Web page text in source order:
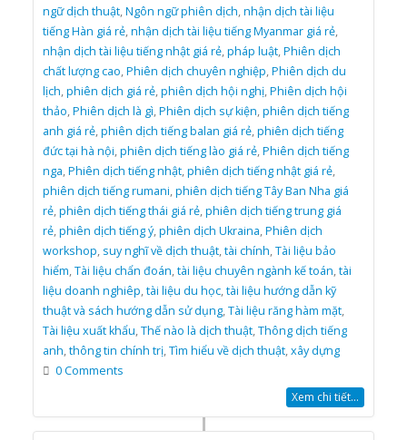
ngữ dịch thuật,Ngôn ngữ phiên dịch,nhận dịch tài liệu
tiếng Hàn giá rẻ,nhận dịch tài liệu tiếng Myanmar giá rẻ,
nhận dịch tài liệu tiếng nhật giá rẻ,pháp luật,Phiên dịch
chất lượng cao,Phiên dịch chuyên nghiệp,Phiên dịch du
lịch,phiên dịch giá rẻ,phiên dịch hội nghị,Phiên dịch hội
thảo,Phiên dịch là gì,Phiên dịch sự kiện,phiên dịch tiếng
anh giá rẻ,phiên dịch tiếng balan giá rẻ,phiên dịch tiếng
đức tại hà nội,phiên dịch tiếng lào giá rẻ,Phiên dịch tiếng
nga,Phiên dịch tiếng nhật,phiên dịch tiếng nhật giá rẻ,
phiên dịch tiếng rumani,phiên dịch tiếng Tây Ban Nha giá
rẻ,phiên dịch tiếng thái giá rẻ,phiên dịch tiếng trung giá
rẻ,phiên dịch tiếng ý,phiên dịch Ukraina,Phiên dịch
workshop, suy nghĩ về dịch thuật,tài chính,Tài liệu bảo
hiểm,Tài liệu chẩn đoán,tài liệu chuyên ngành kế toán,tài
liệu doanh nghiêp,tài liệu du học,tài liệu hướng dẫn kỹ
thuật và sách hướng dẫn sử dụng,Tài liệu răng hàm mặt,
Tài liệu xuất khẩu,Thế nào là dịch thuật,Thông dịch tiếng
anh,thông tin chính trị,Tìm hiểu về dịch thuật,xây dựng
0 Comments
Xem chi tiết...